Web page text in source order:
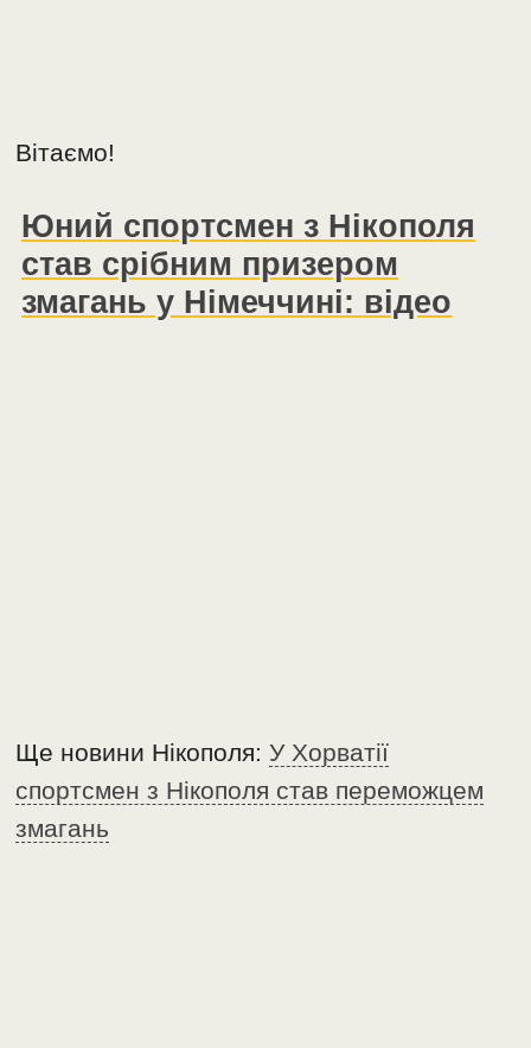
Вітаємо!
Юний спортсмен з Нікополя
став срібним призером
змагань у Німеччині: відео
Ще новини Нікополя:У Хорватії
спортсмен з Нікополя став переможцем
змагань